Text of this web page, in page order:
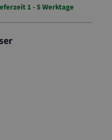
1 - 5 Werktage